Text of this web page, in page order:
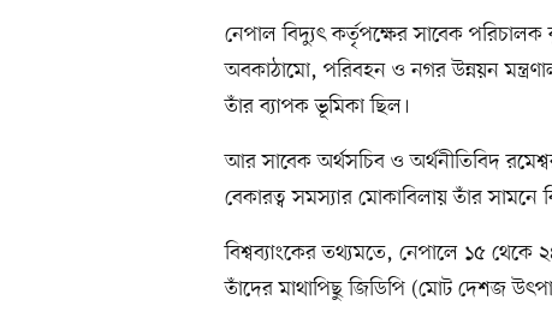
নেপাল বিদ্যুৎ কর্তৃপক্ষের সাবেক পরিচালক
অবকাঠামো, পরিবহন ও নগর উন্নয়ন
তাঁর ব্যাপক ভূমিকা ছিল।
আর সাবেক অর্থসচিব ও অর্থনীতিবিদ
বেকারত্ব সমস্যার মোকাবিলায় তাঁর সামনে
বিশ্বব্যাংকের তথ্যমতে, নেপালে ১৫
তাঁদের মাথাপিছু জিডিপি (মোট দেশজ